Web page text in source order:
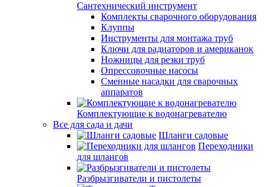
Сантехнический инструмент
Комплекты сварочного оборудования
Клуппы
Инструменты для монтажа труб
Ключи для радиаторов и американок
Ножницы для резки труб
Опрессовочные насосы
Сменные насадки для сварочных
аппаратов
Комплектующие к водонагревателю
Все для сада и дачи
Шланги садовые
Переходники
для шлангов
Разбрызгиватели и пистолеты